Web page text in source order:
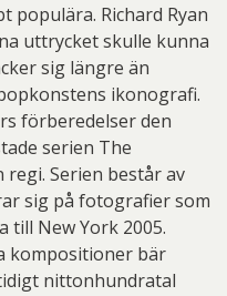
populära. Richard Ryan
uttrycket skulle kunna
sig längre än
ikonografi.
förberedelser den
serien The
Serien består av
sig på fotografier som
till New York 2005.
kompositioner bär
nittonhundratal